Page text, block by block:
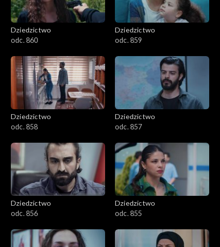
Dziedzictwo
odc. 860
Dziedzictwo
odc. 859
Dziedzictwo
odc. 858
Dziedzictwo
odc. 857
Dziedzictwo
odc. 856
Dziedzictwo
odc. 855